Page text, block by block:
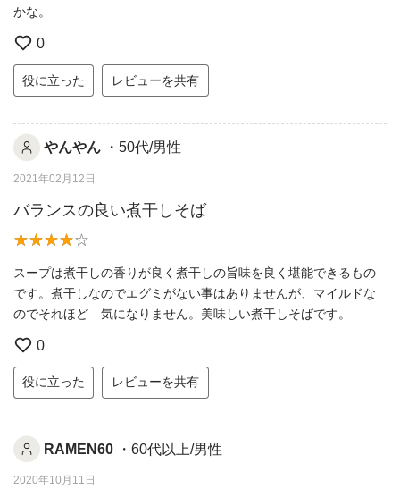
かな。
0
役に立った レビューを共有
やんやん ・50代/男性
2021年02月12日
バランスの良い煮干しそば
スープは煮干しの香りが良く煮干しの旨味を良く堪能できるもの
です。煮干しなのでエグミがない事はありませんが、マイルドな
のでそれほど 気になりません。美味しい煮干しそばです。
0
役に立った レビューを共有
RAMEN60 ・60代以上/男性
2020年10月11日